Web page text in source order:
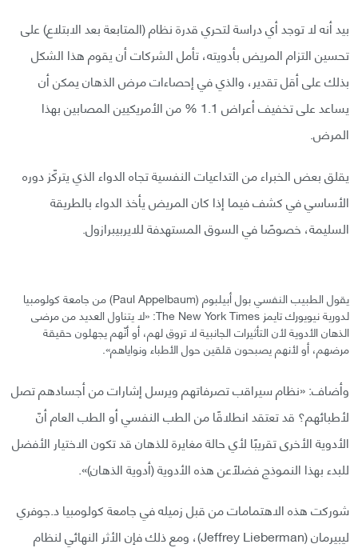
بيد أنه لا توجد أي دراسة لتحري قدرة نظام (المتابعة بعد الابتلاع) على
تحسين التزام المريض بأدويته، تأمل الشركات أن يقوم هذا الشكل
بذلك على أقل تقدير، والذي في إحصاءات مرض الذهان يمكن أن
يساعد على تخفيف أعراض 1.1 % من الأمريكيين المصابين بهذا
المرض.
يقلق بعض الخبراء من التداعيات النفسية تجاه الدواء الذي يتركّز دوره
الأساسي في كشف فيما إذا كان المريض يأخذ الدواء بالطريقة
السليمة، خصوصًا في السوق المستهدفة للايربيبرازول.
يقول الطبيب النفسي بول أبيلبوم (Paul Appelbaum) من جامعة كولومبيا
لدورية نيويورك تايمز The New York Times: «لا يتناول العديد من مرضى
الذهان الأدوية لأن التأثيرات الجانبية لا تروق لهم، أو أنّهم يجهلون حقيقة
مرضهم، أو لأنهم يصبحون قلقين حول الأطباء ونواياهم».
وأضاف: «نظام سيراقب تصرفاتهم ويرسل إشارات من أجسادهم تصل
لأطبائهم؟ قد تعتقد انطلاقًا من الطب النفسي أو الطب العام أنّ
الأدوية الأخرى تقريبًا لأي حالة مغايرة للذهان قد تكون الاختيار الأفضل
للبدء بهذا النموذج فضلًاعن هذه الأدوية (أدوية الذهان)».
شوركت هذه الاهتمامات من قبل زميله في جامعة كولومبيا د.جوفري
ليبيرمان (Jeffrey Lieberman)، ومع ذلك فإن الأثر النهائي لنظام